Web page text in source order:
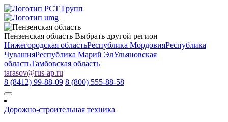
Пензенская область Выбрать другой регион
Нижегородская областьРеспублика МордовияРеспублика
ЧувашияРеспублика Марий ЭлУльяновская
областьТамбовская область
tarasov@rus-ap.ru
8 (8412) 99-88-09 8 (800) 555-88-58
Дорожно-строительная техника